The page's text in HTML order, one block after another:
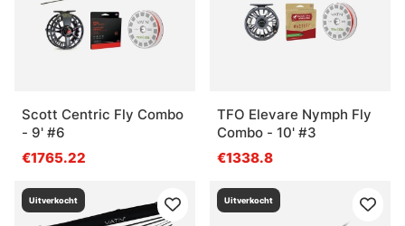
Scott Centric Fly Combo
- 9' #6
€1765.22
TFO Elevare Nymph Fly
Combo - 10' #3
€1338.8
Uitverkocht Uitverkocht